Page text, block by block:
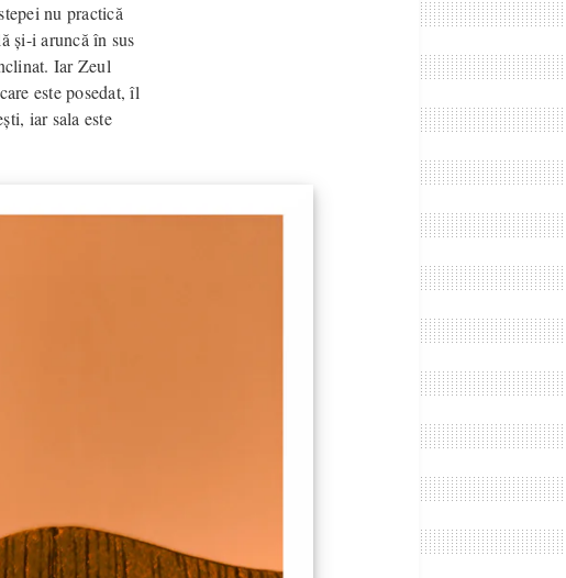
nu practică
și-i aruncă în sus
Iar Zeul
este posedat, îl
iar sala este